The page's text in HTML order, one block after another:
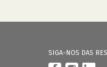
SIGA-NOS DAS